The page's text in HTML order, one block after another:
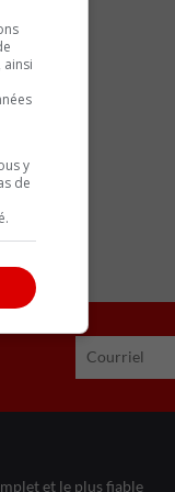
et le plus fiable
y
de